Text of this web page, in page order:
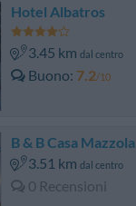
Hotel Albatros
3.45 km dal centro
Buono 7.2/10
B & B Casa Mazzola
3.51 km dal centro
0 Recensioni